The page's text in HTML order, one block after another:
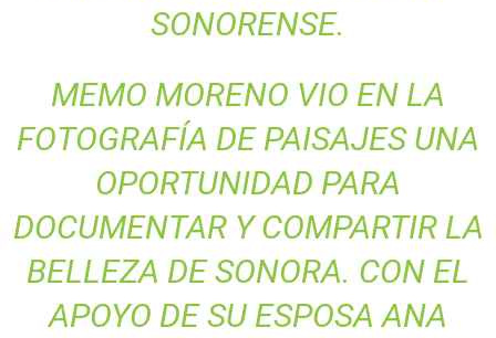
SONORENSE.
MEMO MORENO VIO EN LA
FOTOGRAFÍA DE PAISAJES UNA
OPORTUNIDAD PARA
DOCUMENTAR Y COMPARTIR LA
BELLEZA DE SONORA. CON EL
APOYO DE SU ESPOSA ANA